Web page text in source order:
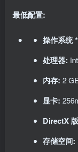
最低配置:
操作系统
处理器:
内存: 2
显卡:
DirectX
存储空间: